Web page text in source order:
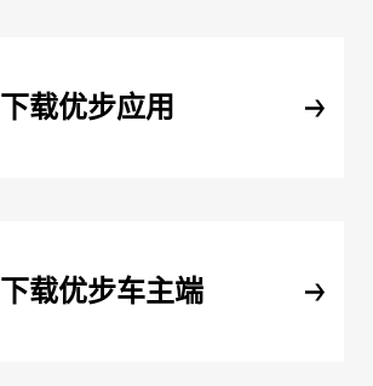
下载优步应用
下载优步车主端